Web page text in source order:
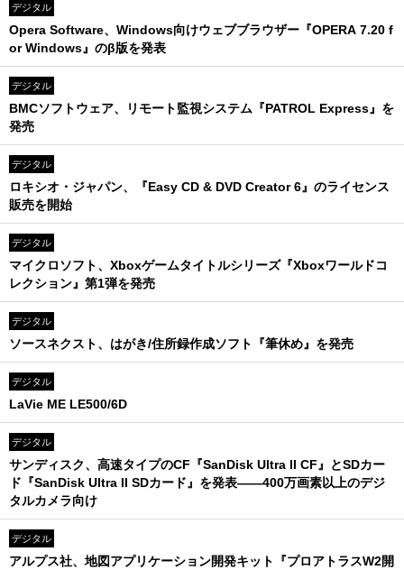
デジタル
Opera Software、Windows向けウェブブラウザー『OPERA 7.20 f
or Windows』のβ版を発表
デジタル
BMCソフトウェア、リモート監視システム『PATROL Express』を
発売
デジタル
ロキシオ・ジャパン、『Easy CD & DVD Creator 6』のライセンス
販売を開始
デジタル
マイクロソフト、Xboxゲームタイトルシリーズ『Xboxワールドコ
レクション』第1弾を発売
デジタル
ソースネクスト、はがき/住所録作成ソフト『筆休め』を発売
デジタル
LaVie ME LE500/6D
デジタル
サンディスク、高速タイプのCF『SanDisk Ultra II CF』とSDカー
ド『SanDisk Ultra II SDカード』を発表――400万画素以上のデジ
タルカメラ向け
デジタル
アルプス社、地図アプリケーション開発キット『プロアトラスW2開